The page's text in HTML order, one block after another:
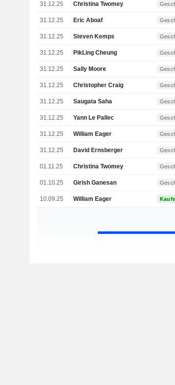
31.12.25 Christina Twomey
31.12.25 Eric Aboaf
31.12.25 Steven Kemps
31.12.25 PikLing Cheung
31.12.25 Sally Moore
31.12.25 Christopher Craig
31.12.25 Saugata Saha
31.12.25 Yann Le Pallec
31.12.25 William Eager
31.12.25 David Ernsberger
01.11.25 Christina Twomey
01.10.25 Girish Ganesan
10.09.25 William Eager